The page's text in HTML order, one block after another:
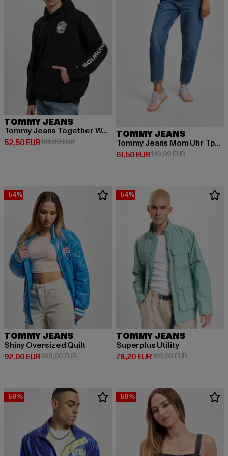
TOMMY JEANS
Tommy Jeans Together World Peace Hoodie
52,50 EUR
Ajankohtainen hinta: 52,50 EUR
124,99 EURKampanjahinta: 124,99 EUR
TOMMY JEANS
Tommy Jeans Mom Uhr Tprd Jeans
61,50 EUR
Ajankohtainen hinta: 61,50 EUR
149,99 EUR
-54%
TOMMY JEANS
Shiny Oversized Quilt
92,00 EUR
Ajankohtainen hinta: 92,00 EUR
200,00 EURKampanjahinta: 200,00 EUR
-54%
TOMMY JEANS
Superplus Utility
78,20 EUR
Ajankohtainen hinta: 78,20 EUR
169,99 EUR
-59% -58%